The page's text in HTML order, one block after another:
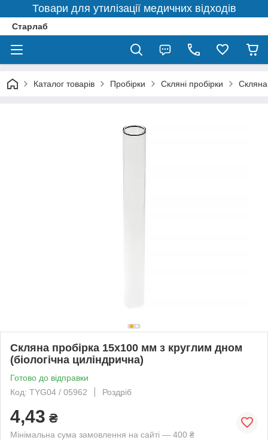
Товари для утилізації медичних відходів
Старлаб
Каталог товарів Пробірки Скляні пробірки Скляна
Скляна пробірка 15х100 мм з круглим дном
(біологічна циліндрична)
Готово до відправки
Код: TYG04 / 05962
Роздріб
4,43 ₴
Мінімальна сума замовлення на сайті — 400 ₴